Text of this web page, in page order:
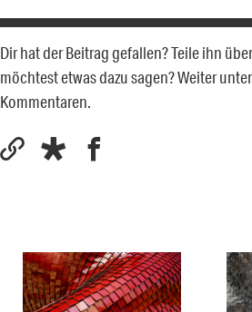
Dir hat der Beitrag gefallen? Teile ihn
möchtest etwas dazu sagen? Weiter
Kommentaren.